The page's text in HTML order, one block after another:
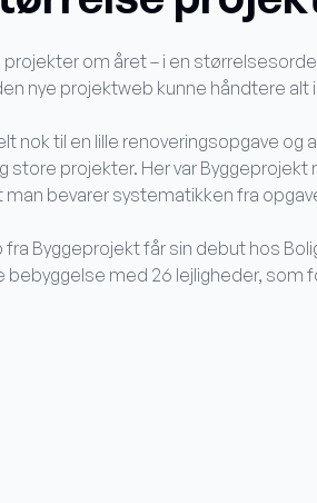
om året – i en
nye projektweb kunne håndtere alt
til en lille renoveringsopgave og
projekter. Her var
bevarer systematikken fra
Byggeprojekt får sin debut hos
bebyggelse med 26 lejligheder, som